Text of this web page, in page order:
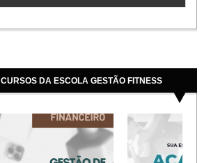
CURSOS DA ESCOLA GESTÃO FITNESS